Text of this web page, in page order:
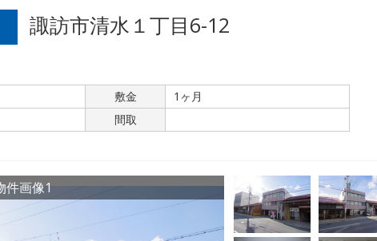
諏訪市清水１丁目6-12
敷金
1ヶ月
間取
件画像1